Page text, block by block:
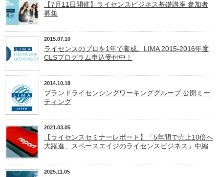
【7月11日開催】ライセンスビジネス基礎講座 参加者
募集
2015.07.10
ライセンスのプロを1年で養成。LIMA 2015-2016年度
CLSプログラム申込受付中！
2014.10.18
ブランドライセンシングワーキンググループ 公開ミー
ティング
2021.03.05
【ライセンスセミナーレポート】「5年間で売上10倍へ
大躍進、スペースエイジのライセンスビジネス」中編
2025.11.05